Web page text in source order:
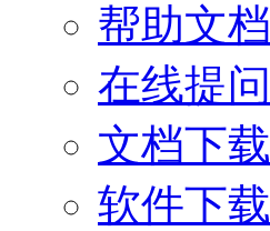
帮助文档
在线提问
文档下载
软件下载